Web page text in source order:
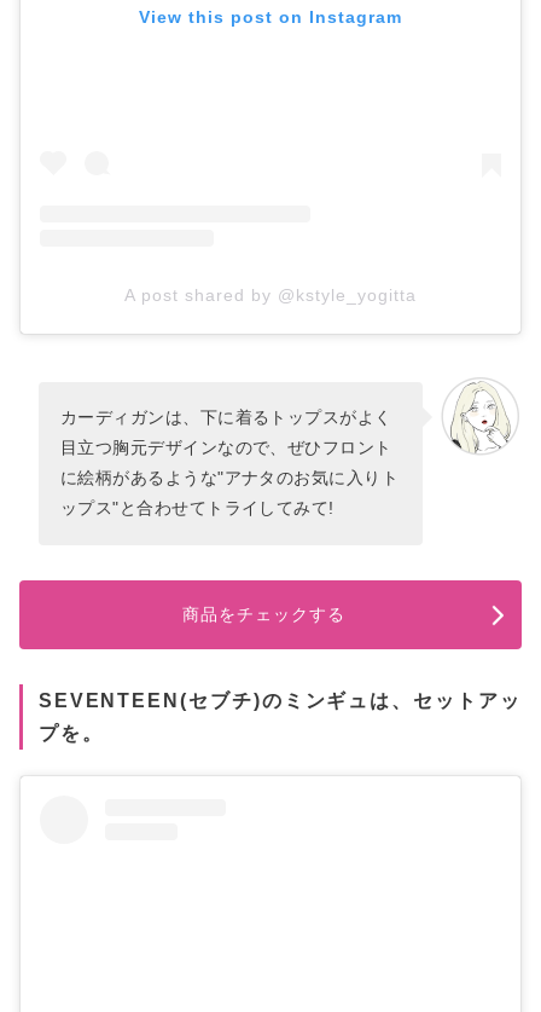
View this post on Instagram
A post shared by @kstyle_yogitta
カーディガンは、下に着るトップスがよく
目立つ胸元デザインなので、ぜひフロント
に絵柄があるような"アナタのお気に入りト
ップス"と合わせてトライしてみて!
商品をチェックする
SEVENTEEN(セブチ)のミンギュは、セットアッ
プを。